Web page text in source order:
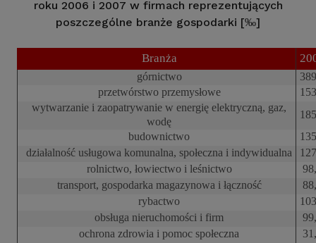
roku 2006 i 2007 w firmach reprezentujących
poszczególne branże gospodarki [‰]
Branża
górnictwo
przetwórstwo przemysłowe
wytwarzanie i zaopatrywanie w energię elektryczną, gaz,
wodę
budownictwo
działalność usługowa komunalna, społeczna i indywidualna
rolnictwo, łowiectwo i leśnictwo
transport, gospodarka magazynowa i łączność
rybactwo
obsługa nieruchomości i firm
ochrona zdrowia i pomoc społeczna